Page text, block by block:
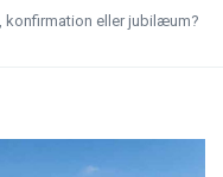
konfirmation eller jubilæum?